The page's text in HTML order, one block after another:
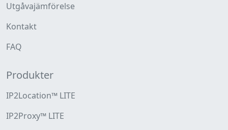
Utgåvajämförelse
Kontakt
FAQ
Produkter
IP2Location™ LITE
IP2Proxy™ LITE